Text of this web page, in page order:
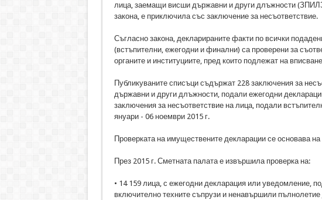
лица, заемащи висши държавни и други длъжности
закона, е приключила със заключение за несъответствие.
Съгласно закона, декларираните факти по всички
(встъпителни, ежегодни и финални) са проверени за
органите и институциите, пред които подлежат на
Публикуваните списъци съдържат 228 заключения за
държавни и други длъжности, подали ежегодни
заключения за несъответствие на лица, подали
януари - 06 ноември 2015 г.
Проверката на имуществените декларации се основава на
През 2015 г. Сметната палата е извършила проверка на:
• 14 159 лица, с ежегодни декларация или уведомление,
включително техните съпрузи и ненавършили пълнолетие